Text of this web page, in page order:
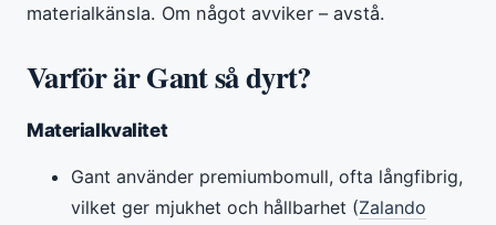
materialkänsla. Om något avviker – avstå.
Varför är Gant så dyrt?
Materialkvalitet
Gant använder premiumbomull, ofta långfibrig,
vilket ger mjukhet och hållbarhet (Zalando